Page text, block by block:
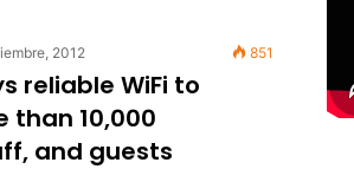
2012 851
reliable WiFi to
than 10,000
and guests